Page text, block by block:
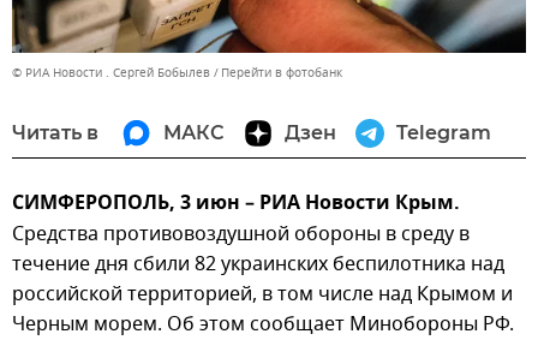
© РИА Новости . Сергей Бобылев Перейти в фотобанк
Читать в МАКС Дзен Telegram
СИМФЕРОПОЛЬ, 3 июн – РИА Новости Крым.
Средства противовоздушной обороны в среду в
течение дня сбили 82 украинских беспилотника над
российской территорией, в том числе над Крымом и
Черным морем. Об этом сообщает Минобороны РФ.